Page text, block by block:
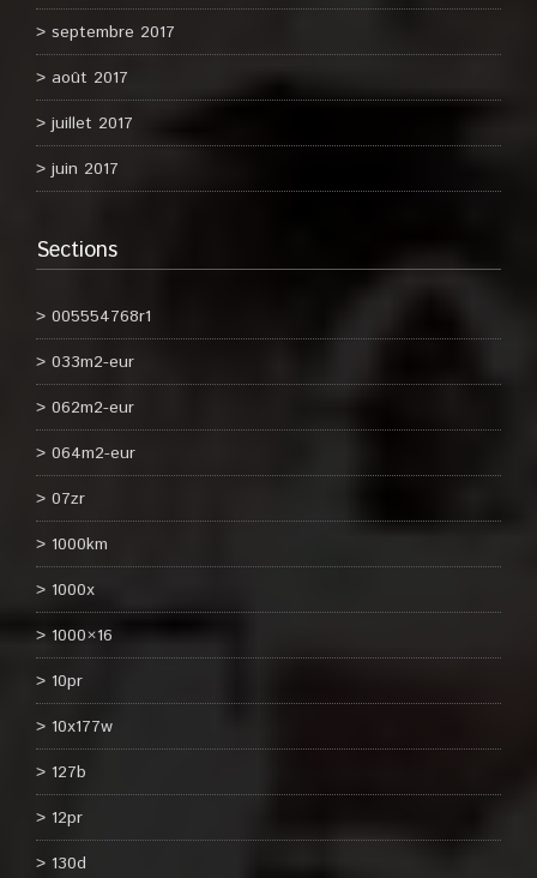
septembre 2017
août 2017
juillet 2017
juin 2017
Sections
005554768r1
033m2-eur
062m2-eur
064m2-eur
07zr
1000km
1000x
1000×16
10pr
10x177w
127b
12pr
130d